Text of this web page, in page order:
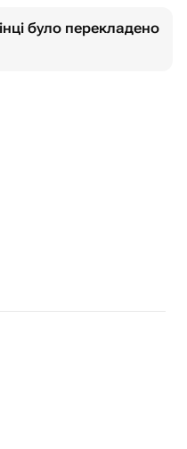
укрепить семью,
благополучие и
рассматривать
развития,
було перекладено